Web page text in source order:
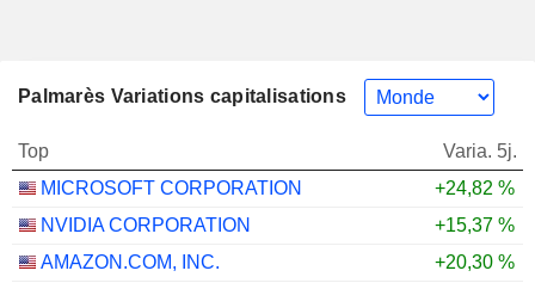
Palmarès Variations capitalisations
Top
Varia. 5j.
MICROSOFT CORPORATION
+24,82 %
NVIDIA CORPORATION
+15,37 %
AMAZON.COM, INC.
+20,30 %